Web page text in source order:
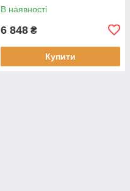
В наявності
6 848 ₴
Купити